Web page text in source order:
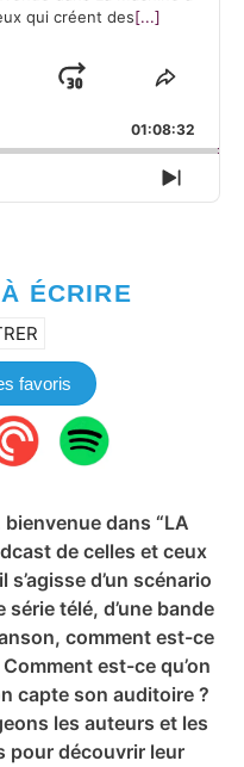
qui créent des[...]
Pause
Jump Share
01:08:32
Episodes ListNext
ÉCRIRE
favoris
dans “LA
de celles et ceux
d’un scénario
série télé, d’une bande
comment est-ce
est-ce qu’on
capte son auditoire ?
les auteurs et les
pour découvrir leur